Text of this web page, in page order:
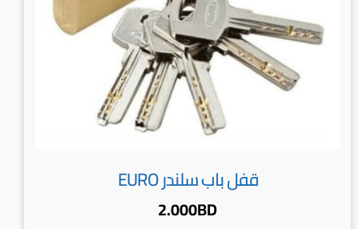
قفل باب سلندر EURO
2.000BD